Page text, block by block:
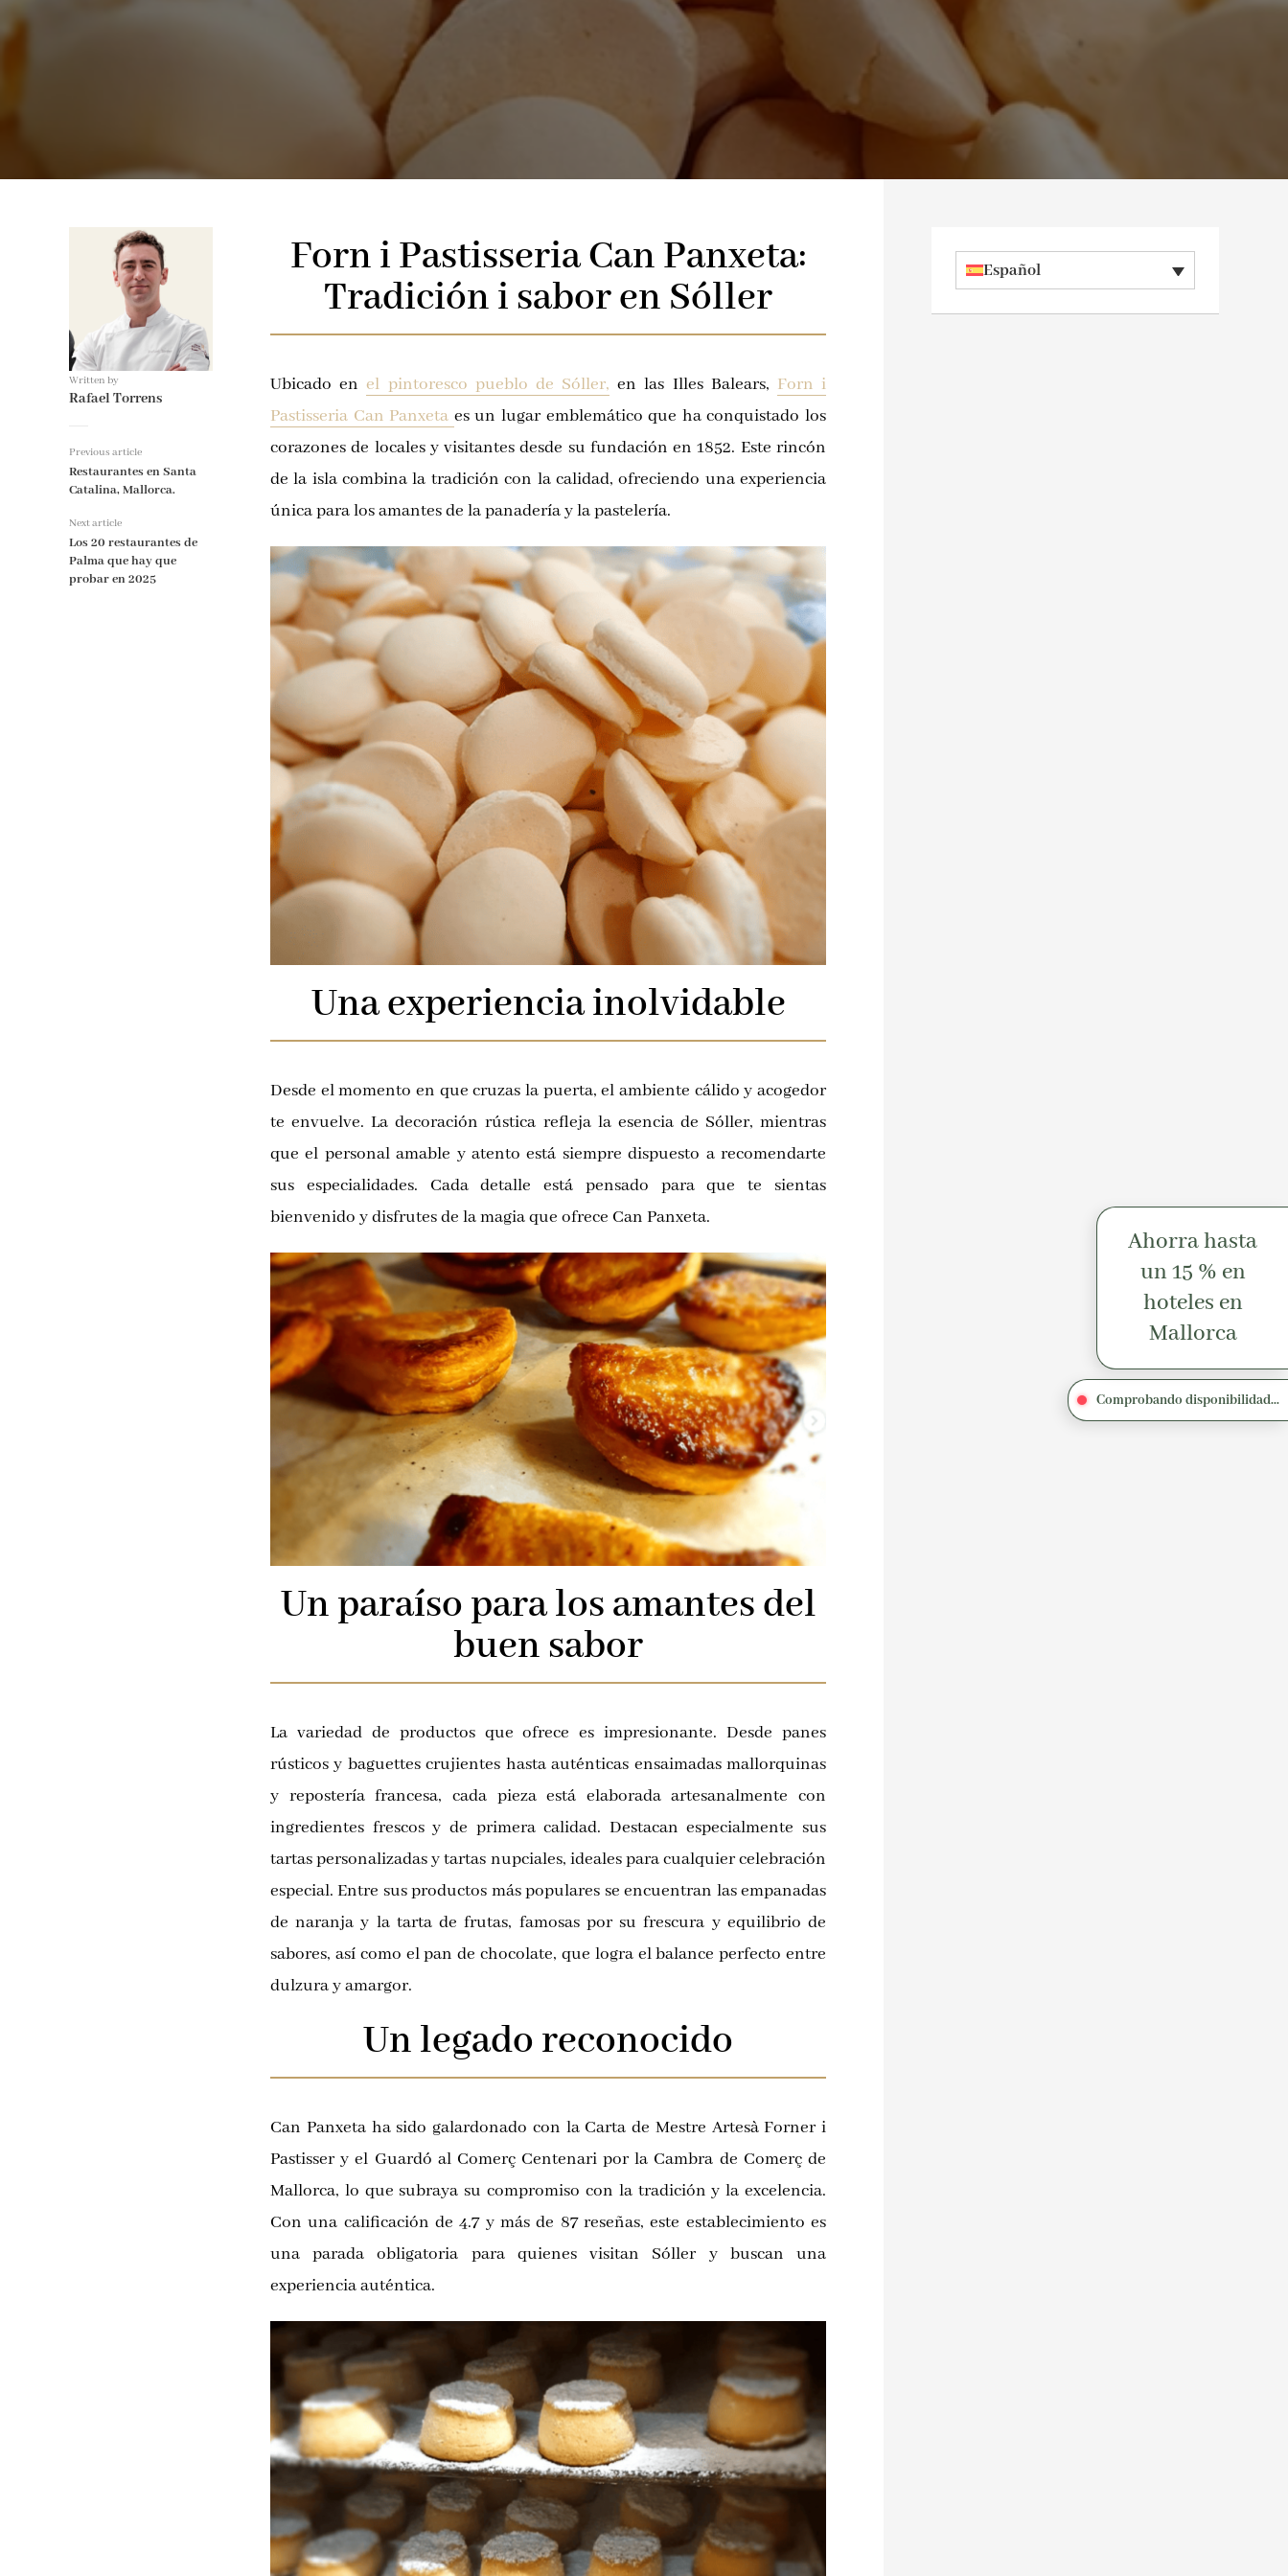
Ahorra hasta
un 15 % en
hoteles en
Mallorca
Comprobando disponibilidad...
Written by
Rafael Torrens
Previous article
Restaurantes en Santa
Catalina, Mallorca.
Next article
Los 20 restaurantes de
Palma que hay que
probar en 2025
Forn i Pastisseria Can Panxeta:
Tradición i sabor en Sóller
Ubicado en el pintoresco pueblo de Sóller, en las Illes Balears, Forn i
Pastisseria Can Panxeta es un lugar emblemático que ha conquistado los
corazones de locales y visitantes desde su fundación en 1852. Este rincón
de la isla combina la tradición con la calidad, ofreciendo una experiencia
única para los amantes de la panadería y la pastelería.
Una experiencia inolvidable
Desde el momento en que cruzas la puerta, el ambiente cálido y acogedor
te envuelve. La decoración rústica refleja la esencia de Sóller, mientras
que el personal amable y atento está siempre dispuesto a recomendarte
sus especialidades. Cada detalle está pensado para que te sientas
bienvenido y disfrutes de la magia que ofrece Can Panxeta.
Un paraíso para los amantes del
buen sabor
La variedad de productos que ofrece es impresionante. Desde panes
rústicos y baguettes crujientes hasta auténticas ensaimadas mallorquinas
y repostería francesa, cada pieza está elaborada artesanalmente con
ingredientes frescos y de primera calidad. Destacan especialmente sus
tartas personalizadas y tartas nupciales, ideales para cualquier celebración
especial. Entre sus productos más populares se encuentran las empanadas
de naranja y la tarta de frutas, famosas por su frescura y equilibrio de
sabores, así como el pan de chocolate, que logra el balance perfecto entre
dulzura y amargor.
Un legado reconocido
Can Panxeta ha sido galardonado con la Carta de Mestre Artesà Forner i
Pastisser y el Guardó al Comerç Centenari por la Cambra de Comerç de
Mallorca, lo que subraya su compromiso con la tradición y la excelencia.
Con una calificación de 4.7 y más de 87 reseñas, este establecimiento es
una parada obligatoria para quienes visitan Sóller y buscan una
experiencia auténtica.
Español